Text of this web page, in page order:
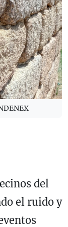
del
el ruido y